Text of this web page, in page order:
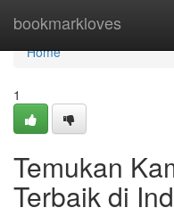
bookmarkloves
Home
Home
1
Temukan
Terbaik di